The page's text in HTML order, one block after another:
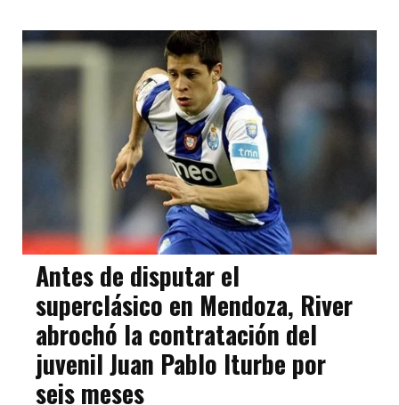
Antes de disputar el
superclásico en Mendoza, River
abrochó la contratación del
juvenil Juan Pablo Iturbe por
seis meses